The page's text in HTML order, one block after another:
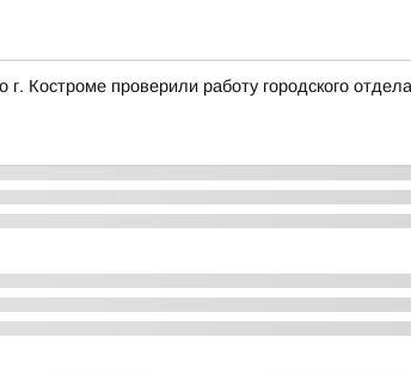
Костроме проверили работу городского